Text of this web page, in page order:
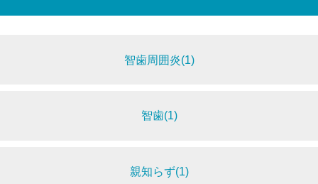
智歯周囲炎(1)
智歯(1)
親知らず(1)